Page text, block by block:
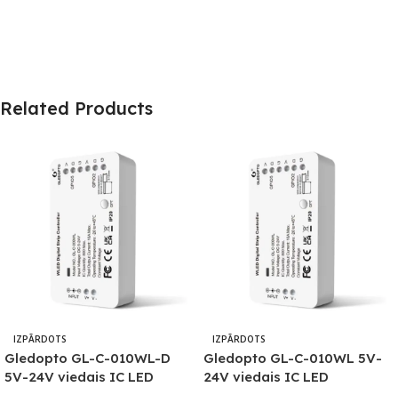
Related Products
IZPĀRDOTS
Gledopto GL-C-010WL-D
5V-24V viedais IC LED
IZPĀRDOTS
Gledopto GL-C-010WL 5V-
24V viedais IC LED